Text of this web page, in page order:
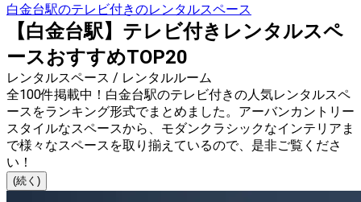
白金台駅のテレビ付きのレンタルスペース
【白金台駅】テレビ付きレンタルスペ
ースおすすめTOP20
レンタルスペース / レンタルルーム
全100件掲載中！白金台駅のテレビ付きの人気レンタルスペ
ースをランキング形式でまとめました。アーバンカントリー
スタイルなスペースから、モダンクラシックなインテリアま
で様々なスペースを取り揃えているので、是非ご覧くださ
い！
(続く)